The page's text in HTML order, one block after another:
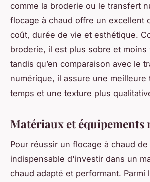
comme la broderie ou le transfert
flocage à chaud offre un excellent
coût, durée de vie et esthétique.
broderie, il est plus sobre et moins
tandis qu’en comparaison avec le
numérique, il assure une meilleure
temps et une texture plus
Matériaux et équipements
Pour réussir un flocage à chaud
indispensable d'investir dans un
chaud adapté et performant. Parmi